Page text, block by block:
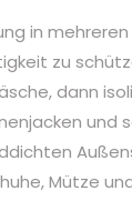
in
zu
dann
und
Mütze